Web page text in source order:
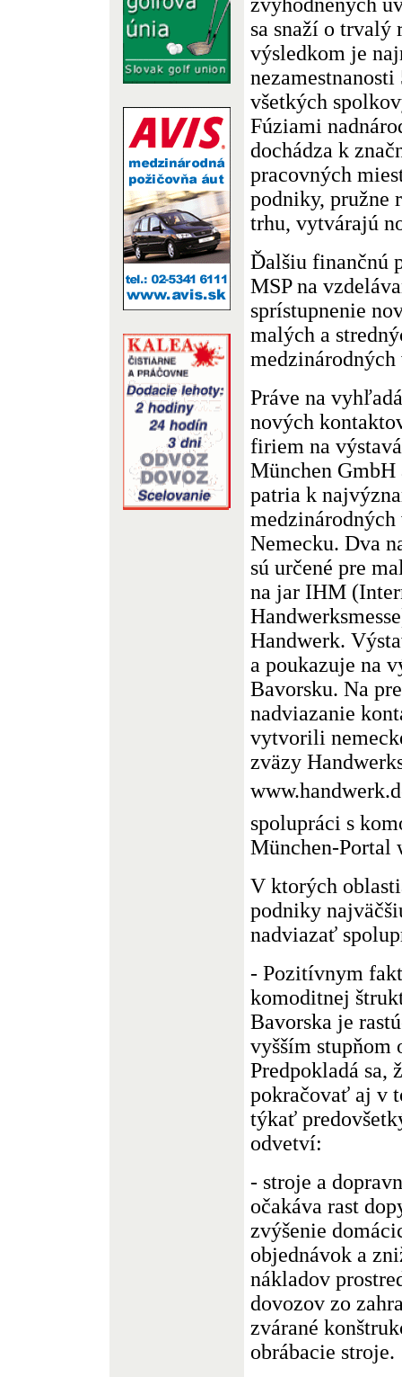
sa snaží o trvalý
výsledkom je
všetkých
Fúziami
dochádza k
pracovných
podniky, pružne
trhu, vytvárajú
Ďalšiu finančnú
MSP na
sprístupnenie
malých a
Práve na
nových
firiem na
München GmbH
patria k
Nemecku. Dva
sú určené pre
na jar IHM
Handwerk.
a poukazuje na
Bavorsku. Na
nadviazanie
vytvorili
zväzy
spolupráci s
München-Portal
V ktorých
podniky
nadviazať
- Pozitívnym
komoditnej
Bavorska je
vyšším stupňom
Predpokladá sa,
pokračovať aj v
týkať
odvetví:
- stroje a
očakáva rast
zvýšenie
objednávok a
nákladov
dovozov zo
zvárané
obrábacie stroje.